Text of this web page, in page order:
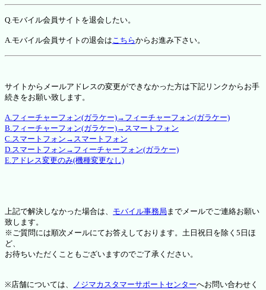
Q.モバイル会員サイトを退会したい。
A.モバイル会員サイトの退会はこちらからお進み下さい。
サイトからメールアドレスの変更ができなかった方は下記リンクからお手
続きをお願い致します。
A.フィーチャーフォン(ガラケー)→フィーチャーフォン(ガラケー)
B.フィーチャーフォン(ガラケー)→スマートフォン
C.スマートフォン→スマートフォン
D.スマートフォン→フィーチャーフォン(ガラケー)
E.アドレス変更のみ(機種変更なし)
上記で解決しなかった場合は、 モバイル事務局 までメールでご連絡お願い
致します。
※ご質問には順次メールにてお答えしております。土日祝日を除く5日ほ
ど、
お待ちいただくこともございますのでご了承ください。
※店舗については、 ノジマカスタマーサポートセンターへお問い合わせく